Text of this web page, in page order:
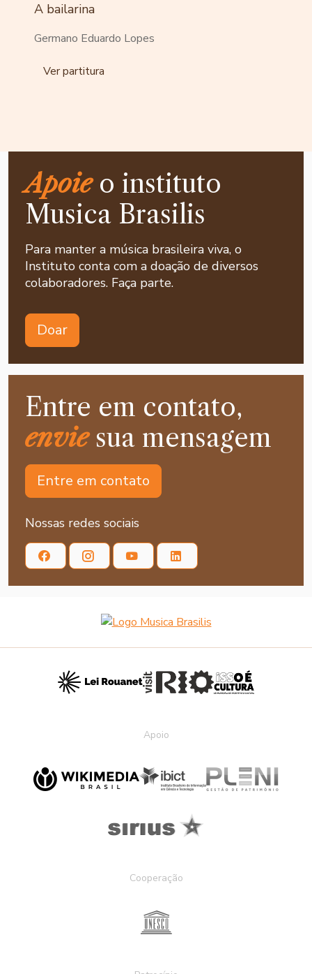
A bailarina
Germano Eduardo Lopes
Ver partitura
Apoieo instituto
Musica Brasilis
Para manter a música brasileira viva, o
Instituto conta com a doação de diversos
colaboradores. Faça parte.
Doar
Entre em contato,
enviesua mensagem
Entre em contato
Nossas redes sociais
Apoio
Cooperação